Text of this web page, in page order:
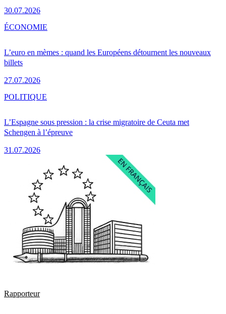
30.07.2026
L’euro en mèmes : quand les Européens détournent les nouveaux
billets
27.07.2026
ÉCONOMIE
L’Espagne sous pression : la crise migratoire de Ceuta met
Schengen à l’épreuve
31.07.2026
POLITIQUE
Rapporteur